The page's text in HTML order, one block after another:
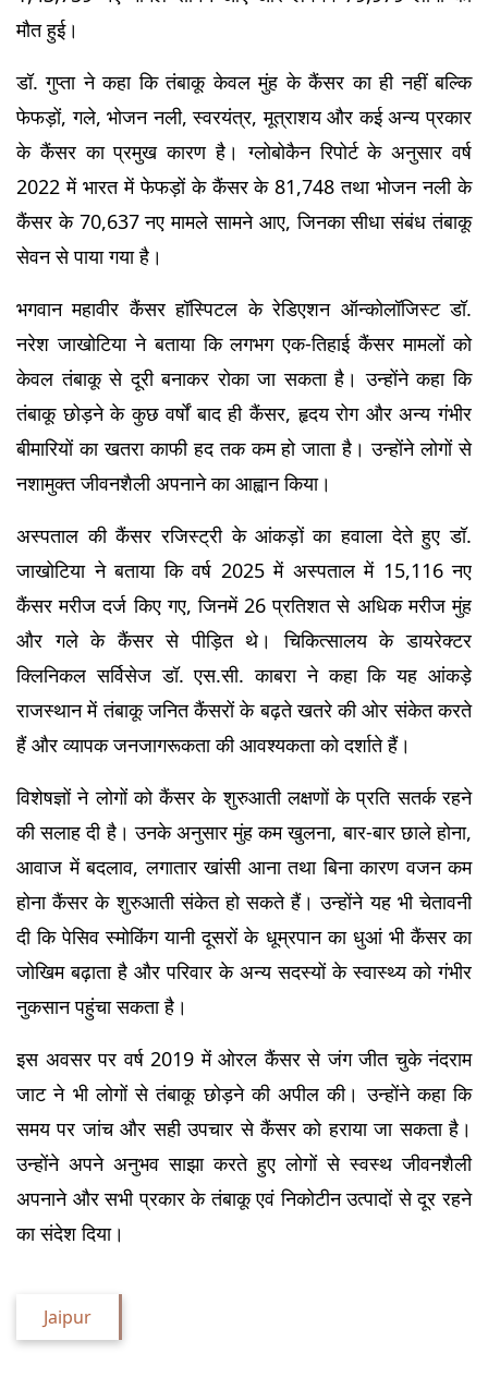
मौत हुई।
डॉ. गुप्ता ने कहा कि तंबाकू केवल मुंह के कैंसर का ही नहीं बल्कि
फेफड़ों, गले, भोजन नली, स्वरयंत्र, मूत्राशय और कई अन्य प्रकार
के कैंसर का प्रमुख कारण है। ग्लोबोकैन रिपोर्ट के अनुसार वर्ष
2022 में भारत में फेफड़ों के कैंसर के 81,748 तथा भोजन नली के
कैंसर के 70,637 नए मामले सामने आए, जिनका सीधा संबंध तंबाकू
सेवन से पाया गया है।
भगवान महावीर कैंसर हॉस्पिटल के रेडिएशन ऑन्कोलॉजिस्ट डॉ.
नरेश जाखोटिया ने बताया कि लगभग एक-तिहाई कैंसर मामलों को
केवल तंबाकू से दूरी बनाकर रोका जा सकता है। उन्होंने कहा कि
तंबाकू छोड़ने के कुछ वर्षों बाद ही कैंसर, हृदय रोग और अन्य गंभीर
बीमारियों का खतरा काफी हद तक कम हो जाता है। उन्होंने लोगों से
नशामुक्त जीवनशैली अपनाने का आह्वान किया।
अस्पताल की कैंसर रजिस्ट्री के आंकड़ों का हवाला देते हुए डॉ.
जाखोटिया ने बताया कि वर्ष 2025 में अस्पताल में 15,116 नए
कैंसर मरीज दर्ज किए गए, जिनमें 26 प्रतिशत से अधिक मरीज मुंह
और गले के कैंसर से पीड़ित थे। चिकित्सालय के डायरेक्टर
क्लिनिकल सर्विसेज डॉ. एस.सी. काबरा ने कहा कि यह आंकड़े
राजस्थान में तंबाकू जनित कैंसरों के बढ़ते खतरे की ओर संकेत करते
हैं और व्यापक जनजागरूकता की आवश्यकता को दर्शाते हैं।
विशेषज्ञों ने लोगों को कैंसर के शुरुआती लक्षणों के प्रति सतर्क रहने
की सलाह दी है। उनके अनुसार मुंह कम खुलना, बार-बार छाले होना,
आवाज में बदलाव, लगातार खांसी आना तथा बिना कारण वजन कम
होना कैंसर के शुरुआती संकेत हो सकते हैं। उन्होंने यह भी चेतावनी
दी कि पेसिव स्मोकिंग यानी दूसरों के धूम्रपान का धुआं भी कैंसर का
जोखिम बढ़ाता है और परिवार के अन्य सदस्यों के स्वास्थ्य को गंभीर
नुकसान पहुंचा सकता है।
इस अवसर पर वर्ष 2019 में ओरल कैंसर से जंग जीत चुके नंदराम
जाट ने भी लोगों से तंबाकू छोड़ने की अपील की। उन्होंने कहा कि
समय पर जांच और सही उपचार से कैंसर को हराया जा सकता है।
उन्होंने अपने अनुभव साझा करते हुए लोगों से स्वस्थ जीवनशैली
अपनाने और सभी प्रकार के तंबाकू एवं निकोटीन उत्पादों से दूर रहने
का संदेश दिया।
Jaipur